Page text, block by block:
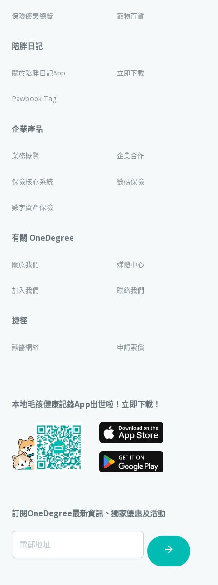
保險優惠總覽 寵物百貨
陪胖日記
關於陪胖日記App 立即下載
Pawbook Tag
企業產品
業務概覽 企業合作
保險核心系統 數碼保險
數字資產保險
有關 OneDegree
關於我們 媒體中心
加入我們 聯絡我們
捷徑
獸醫網絡 申請索償
本地毛孩健康記錄App出世啦！立即下載！
訂閱OneDegree最新資訊、獨家優惠及活動
[Footer]
Subscription
電郵地址